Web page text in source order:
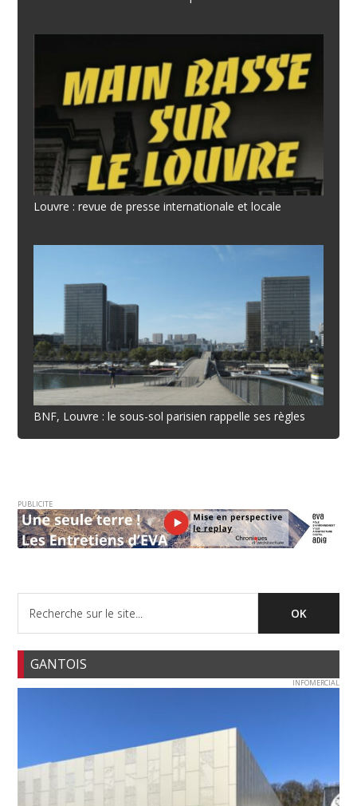
Louvre : revue de presse internationale et locale
BNF, Louvre : le sous-sol parisien rappelle ses règles
PUBLICITE
GANTOIS
INFOMERCIAL